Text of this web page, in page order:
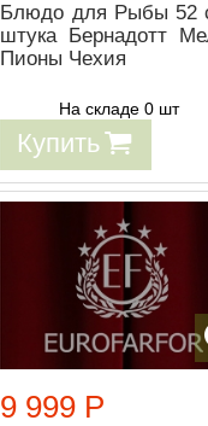
Блюдо для Рыбы 52
штука Бернадотт
Пионы Чехия
На складе 0 шт
Купить
9 999 Р